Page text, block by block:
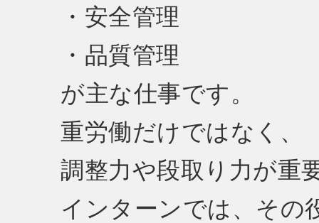
・安全管理
・品質管理
が主な仕事です。
重労働だけではなく、
調整力や段取り力が重
インターンでは、その